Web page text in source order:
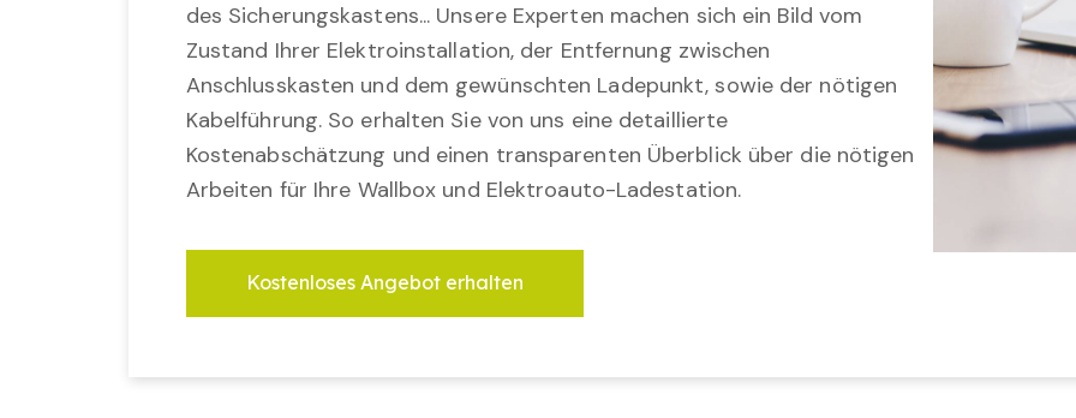
des Sicherungskastens... Unsere Experten machen sich ein Bild vom
Zustand Ihrer Elektroinstallation, der Entfernung zwischen
Anschlusskasten und dem gewünschten Ladepunkt, sowie der nötigen
Kabelführung. So erhalten Sie von uns eine detaillierte
Kostenabschätzung und einen transparenten Überblick über die nötigen
Arbeiten für Ihre Wallbox und Elektroauto-Ladestation.
Kostenloses Angebot erhalten